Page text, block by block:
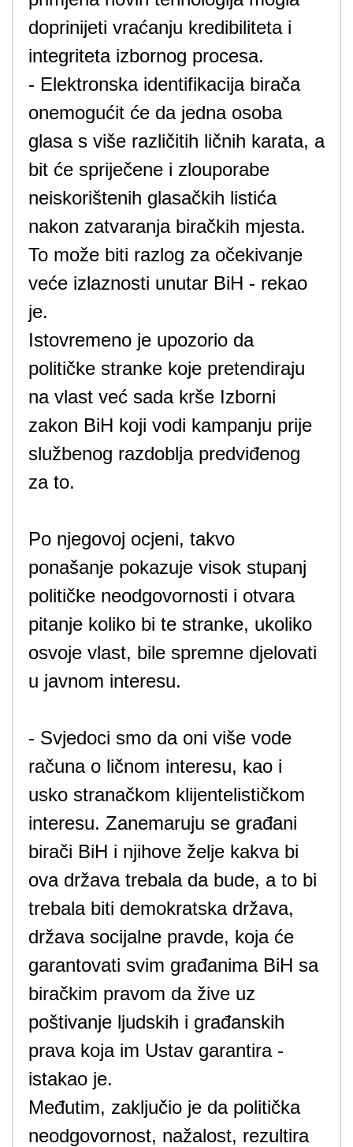
doprinijeti vraćanju kredibiliteta i
integriteta izbornog procesa.
- Elektronska identifikacija birača
onemogućit će da jedna osoba
glasa s više različitih ličnih karata, a
bit će spriječene i zlouporabe
neiskorištenih glasačkih listića
nakon zatvaranja biračkih mjesta.
To može biti razlog za očekivanje
veće izlaznosti unutar BiH - rekao
je.
Istovremeno je upozorio da
političke stranke koje pretendiraju
na vlast već sada krše Izborni
zakon BiH koji vodi kampanju prije
službenog razdoblja predviđenog
za to.
Po njegovoj ocjeni, takvo
ponašanje pokazuje visok stupanj
političke neodgovornosti i otvara
pitanje koliko bi te stranke, ukoliko
osvoje vlast, bile spremne djelovati
u javnom interesu.
- Svjedoci smo da oni više vode
računa o ličnom interesu, kao i
usko stranačkom klijentelističkom
interesu. Zanemaruju se građani
birači BiH i njihove želje kakva bi
ova država trebala da bude, a to bi
trebala biti demokratska država,
država socijalne pravde, koja će
garantovati svim građanima BiH sa
biračkim pravom da žive uz
poštivanje ljudskih i građanskih
prava koja im Ustav garantira -
istakao je.
Međutim, zaključio je da politička
neodgovornost, nažalost, rezultira